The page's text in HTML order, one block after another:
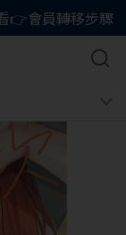
👉會員轉移步驟